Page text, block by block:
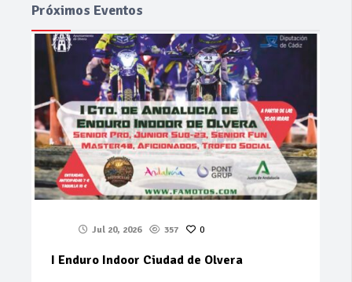
Próximos Eventos
Jul 20, 2026 357 0
I Enduro Indoor Ciudad de Olvera